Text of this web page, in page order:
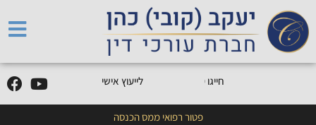
חייגו050- לייעוץ אישי
פטור רפואי ממס הכנסה